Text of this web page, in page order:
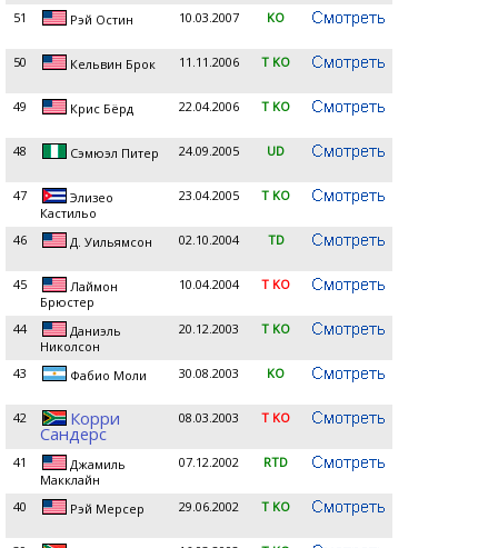
51 Рэй Остин 10.03.2007 KO
50 Кельвин Брок 11.11.2006 T KO
49 Крис Бёрд 22.04.2006 T KO
48 Сэмюэл Питер 24.09.2005 UD
47
Элизео
Кастильо
23.04.2005 T KO
46 Д. Уильямсон 02.10.2004 TD
45
Лаймон
Брюстер
10.04.2004 T KO
44
Даниэль
Николсон
20.12.2003 T KO
43 Фабио Моли 30.08.2003 KO
42 Корри
Сандерс
08.03.2003 T KO
41
Джамиль
Макклайн
07.12.2002 RTD
40 Рэй Мерсер 29.06.2002 T KO